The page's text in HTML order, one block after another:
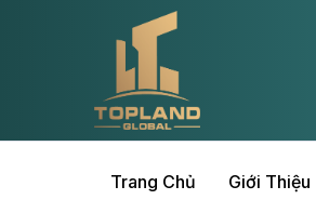
Trang Chủ Giới Thiệu